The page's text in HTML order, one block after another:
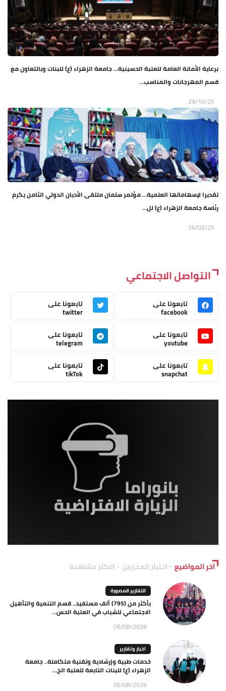
برعاية الأمانة العامة للعتبة الحسينية… جامعة الزهراء (ع) للبنات وبالتعاون مع
قسم المهرجانات والمناسب...
29/10/25
تقديرا لإسهاماتها العلمية... مؤتمر سلمان ملتقى الأديان الدولي الثامن يكرم
رئاسة جامعة الزهراء (ع) لل...
26/02/25
التواصل الاجتماعي
تابعونا على
facebook
تابعونا على
twitter
تابعونا على
youtube
تابعونا على
telegram
تابعونا على
snapchat
تابعونا على
tikTok
آخر المواضيع اختيار المحررين الاكثر مشاهدة
التقارير المصورة
بأكثر من (795) ألف مستفيد.. قسم التنمية والتأهيل
الاجتماعي للشباب في العتبة الحس...
06/08/2026
اخبار وتقارير
خدمات طبية وإرشادية وتقنية متكاملة.. جامعة
الزهراء (ع) للبنات التابعة للعتبة الح...
06/08/2026